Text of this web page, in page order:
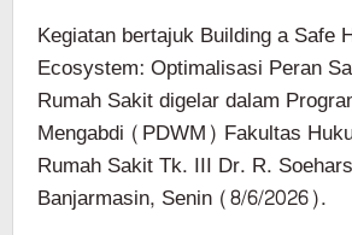
Kegiatan bertajuk Building a Safe
Ecosystem: Optimalisasi Peran
Rumah Sakit digelar dalam
Mengabdi (PDWM) Fakultas
Rumah Sakit Tk. III Dr. R.
Banjarmasin, Senin (8/6/2026).